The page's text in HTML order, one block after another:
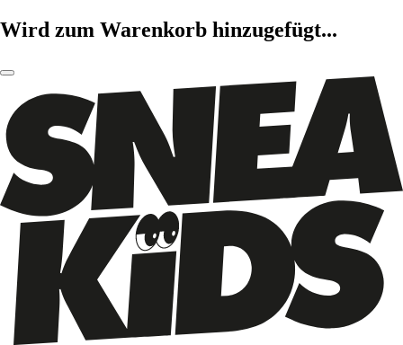
Wird zum Warenkorb hinzugefügt...